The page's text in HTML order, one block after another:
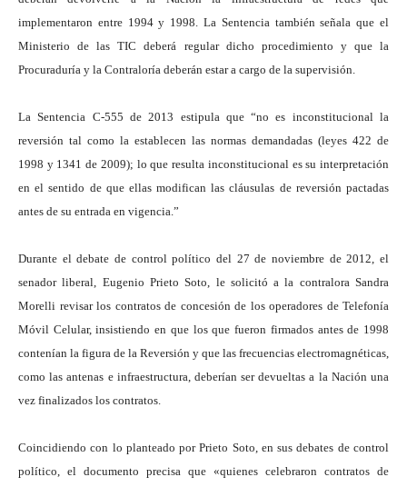
implementaron entre 1994 y 1998. La Sentencia también señala que el
Ministerio de las TIC deberá regular dicho procedimiento y que la
Procuraduría y la Contraloría deberán estar a cargo de la supervisión.
La Sentencia C-555 de 2013 estipula que “no es inconstitucional la
reversión tal como la establecen las normas demandadas (leyes 422 de
1998 y 1341 de 2009); lo que resulta inconstitucional es su interpretación
en el sentido de que ellas modifican las cláusulas de reversión pactadas
antes de su entrada en vigencia.”
Durante el debate de control político del 27 de noviembre de 2012, el
senador liberal, Eugenio Prieto Soto, le solicitó a la contralora Sandra
Morelli revisar los contratos de concesión de los operadores de Telefonía
Móvil Celular, insistiendo en que los que fueron firmados antes de 1998
contenían la figura de la Reversión y que las frecuencias electromagnéticas,
como las antenas e infraestructura, deberían ser devueltas a la Nación una
vez finalizados los contratos.
Coincidiendo con lo planteado por Prieto Soto, en sus debates de control
político, el documento precisa que «quienes celebraron contratos de